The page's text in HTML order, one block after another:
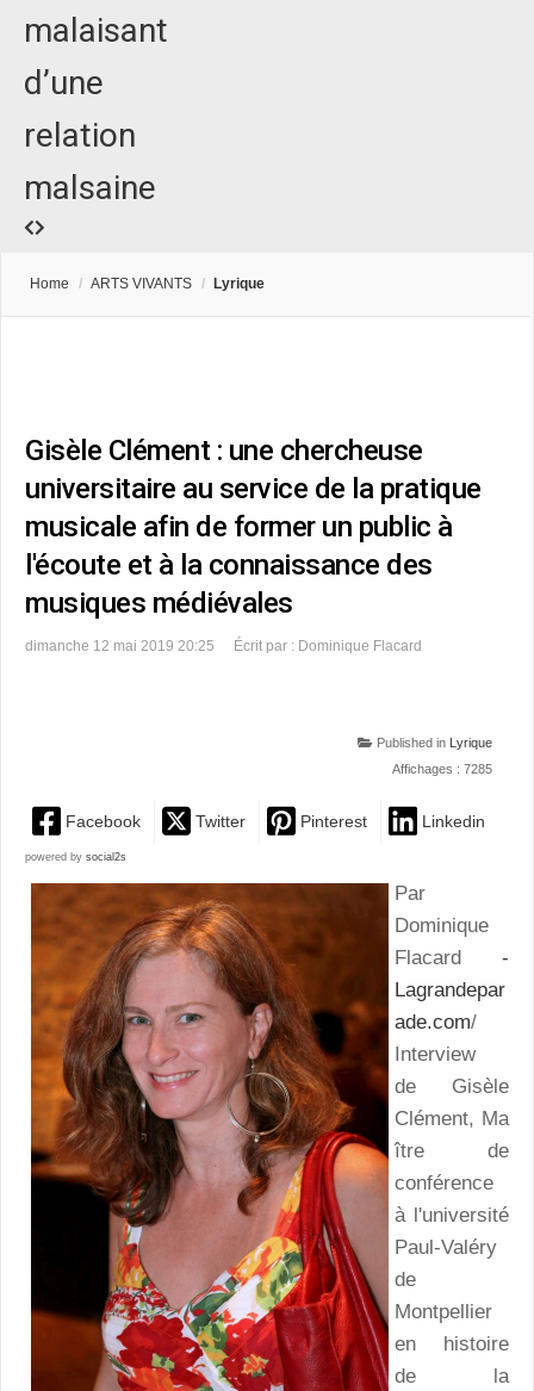
malaisant
d’une
relation
malsaine
Home / ARTS VIVANTS / Lyrique
Gisèle Clément : une chercheuse
universitaire au service de la pratique
musicale afin de former un public à
l'écoute et à la connaissance des
musiques médiévales
dimanche 12 mai 2019 20:25 Écrit par : Dominique Flacard
Published in
Lyrique
Affichages : 7285
Facebook Twitter Pinterest Linkedin
powered by social2s
Par
Dominique
Flacard -
Lagrandepar
ade.com/
Interview
de Gisèle
Clément, Ma
ître de
conférence
à l'université
Paul-Valéry
de
Montpellier
en histoire
de la